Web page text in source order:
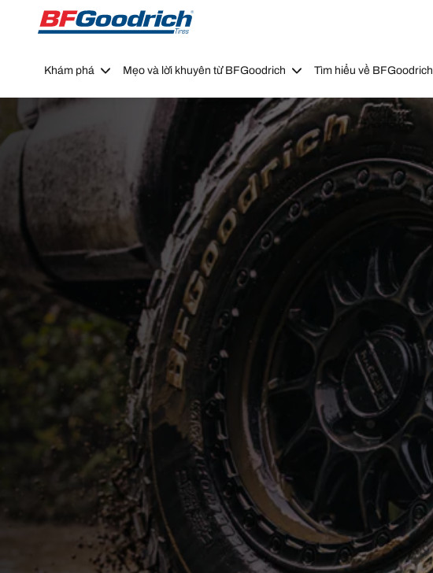
Go to page content
Go to page navigation
Khám phá Mẹo và lời khuyên từ BFGoodrich Tìm hiểu về BFGoodrich